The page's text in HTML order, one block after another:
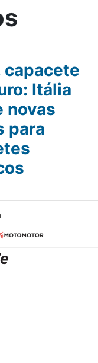
capacete
Itália
novas
para